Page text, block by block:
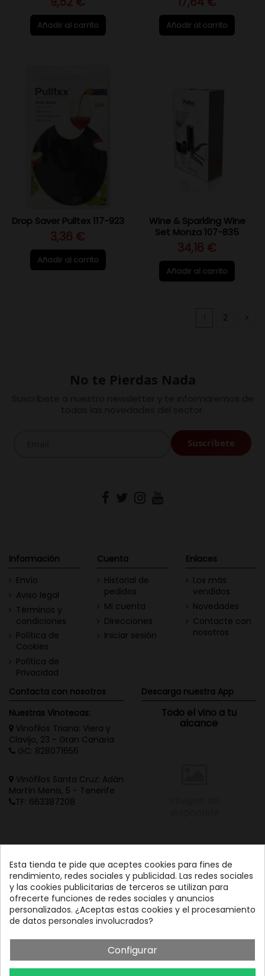
Añadir al carrito Añadir al carrito
Drop Saver Pulltex 117-923
3,36 €
Añadir al carrito
Wine & Sparkling Wine
Set Monza 107-835
34,16 €
Añadir al carrito
2
No te Pierdas Nada
Información
Envío
Aviso legal
Términos y
condiciones
Política de
Cookies
Política de
Privacidad
Cuenta
Historial de
pedidos
Mi cuenta
Direcciones
Iniciar sesión
Enlaces
Los más
vendidos
Novedades
Contacte con
nosotros
Contacta con nosotros
Nuestras Vinotecas:
Vinofilos Triana: Viera y
Clavijo, 23 - Gran Canaria
GC: 828071656
Vinófilos Santa Cruz: Adán
Martín Menis, 5 - Tenerife
TF: 663387208
Descarga nuestra App
Todo el vino a tu
alcance
Esta tienda te pide que aceptes cookies para fines de
rendimiento, redes sociales y publicidad. Las redes sociales
y las cookies publicitarias de terceros se utilizan para
ofrecerte funciones de redes sociales y anuncios
personalizados. ¿Aceptas estas cookies y el procesamiento
de datos personales involucrados?
Configurar